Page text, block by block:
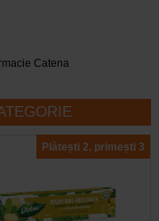
Catena
Plătești 2, primești 3